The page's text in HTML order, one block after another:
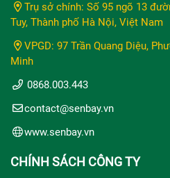
Trụ sở chính: Số 95 ngõ 13
Tuy, Thành phố Hà Nội, Việt Nam
VPGD: 97 Trần Quang Diệu,
Minh
0868.003.443
contact@senbay.vn
www.senbay.vn
CHÍNH SÁCH CÔNG TY